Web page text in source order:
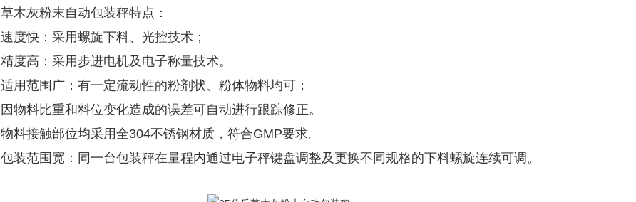
草木灰粉末自动包装秤特点：
速度快：采用螺旋下料、光控技术；
精度高：采用步进电机及电子称量技术。
适用范围广：有一定流动性的粉剂状、粉体物料均可；
因物料比重和料位变化造成的误差可自动进行跟踪修正。
物料接触部位均采用全304不锈钢材质，符合GMP要求。
包装范围宽：同一台包装秤在量程内通过电子秤键盘调整及更换不同规格的下料螺旋连续可调。